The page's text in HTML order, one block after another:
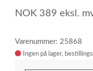
NOK 389 eksl.
Varenummer: 25868
Ingen på lager